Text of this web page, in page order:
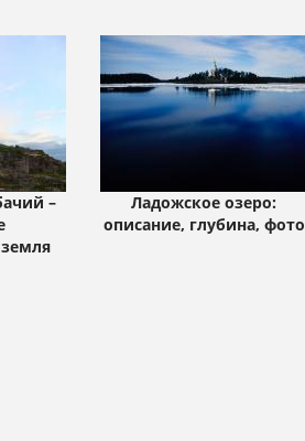
–
Ладожское озеро:
описание, глубина, фото